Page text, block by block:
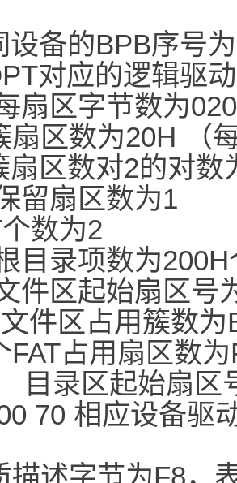
设备的BPB序号
对应的逻辑驱
扇区字节数为
扇区数为20H （
扇区数对2的对数
留扇区数为1
数为2
目录项数为200H
件区起始扇区号
件区占用簇数为
FAT占用扇区数
目录区起始扇区
70 相应设备驱
描述字节为F8，